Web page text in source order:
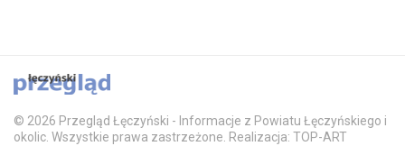
© 2026 Przegląd Łęczyński - Informacje z Powiatu Łęczyńskiego i
okolic. Wszystkie prawa zastrzeżone. Realizacja: TOP-ART